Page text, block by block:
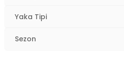
Yaka Tipi
Sezon